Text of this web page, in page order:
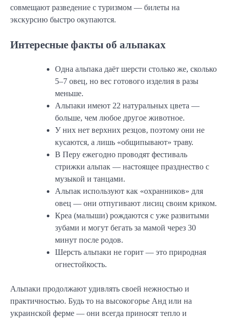
совмещают разведение с туризмом — билеты на
экскурсию быстро окупаются.
Интересные факты об альпаках
Одна альпака даёт шерсти столько же, сколько
5–7 овец, но вес готового изделия в разы
меньше.
Альпаки имеют 22 натуральных цвета —
больше, чем любое другое животное.
У них нет верхних резцов, поэтому они не
кусаются, а лишь «общипывают» траву.
В Перу ежегодно проводят фестиваль
стрижки альпак — настоящее празднество с
музыкой и танцами.
Альпак используют как «охранников» для
овец — они отпугивают лисиц своим криком.
Креа (малыши) рождаются с уже развитыми
зубами и могут бегать за мамой через 30
минут после родов.
Шерсть альпаки не горит — это природная
огнестойкость.
Альпаки продолжают удивлять своей нежностью и
практичностью. Будь то на высокогорье Анд или на
украинской ферме — они всегда приносят тепло и